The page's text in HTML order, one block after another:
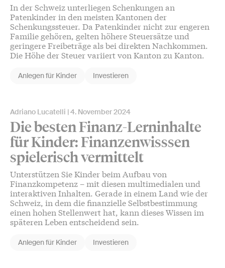
In der Schweiz unterliegen Schenkungen an
Patenkinder in den meisten Kantonen der
Schenkungssteuer. Da Patenkinder nicht zur engeren
Familie gehören, gelten höhere Steuersätze und
geringere Freibeträge als bei direkten Nachkommen.
Die Höhe der Steuer variiert von Kanton zu Kanton.
Anlegen für Kinder Investieren
Adriano Lucatelli 4. November 2024
Die besten Finanz-Lerninhalte
für Kinder: Finanzenwisssen
spielerisch vermittelt
Unterstützen Sie Kinder beim Aufbau von
Finanzkompetenz – mit diesen multimedialen und
interaktiven Inhalten. Gerade in einem Land wie der
Schweiz, in dem die finanzielle Selbstbestimmung
einen hohen Stellenwert hat, kann dieses Wissen im
späteren Leben entscheidend sein.
Anlegen für Kinder Investieren